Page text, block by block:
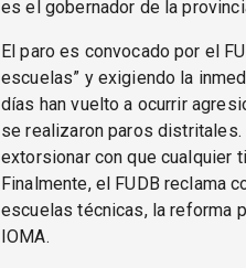
es el gobernador de la
El paro es convocado por el
escuelas” y exigiendo la
días han vuelto a ocurrir
se realizaron paros distritales.
extorsionar con que cualquier
Finalmente, el FUDB reclama
escuelas técnicas, la reforma
IOMA.